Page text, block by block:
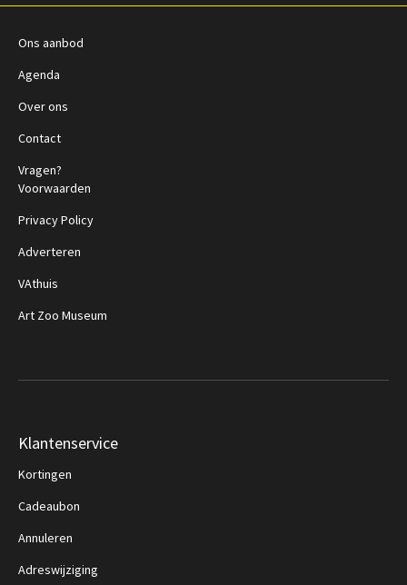
Ons aanbod
Agenda
Over ons
Contact
Vragen?
Voorwaarden
Privacy Policy
Adverteren
VAthuis
Art Zoo Museum
Klantenservice
Kortingen
Cadeaubon
Annuleren
Adreswijziging